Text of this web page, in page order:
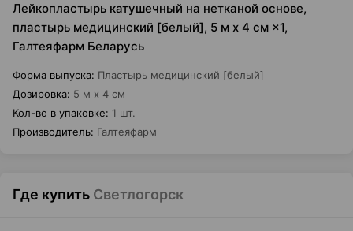
Лейкопластырь катушечный на нетканой основе,
пластырь медицинский [белый], 5 м х 4 см ×1,
Галтеяфарм Беларусь
Форма выпуска: Пластырь медицинский [белый]
Дозировка: 5 м х 4 см
Кол-во в упаковке: 1 шт.
Производитель: Галтеяфарм
Где купить Светлогорск